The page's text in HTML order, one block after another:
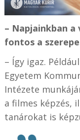
– Napjainkban
fontos a
– Így igaz.
Egyetem
Intézete
a filmes képzés,
tanárokat is